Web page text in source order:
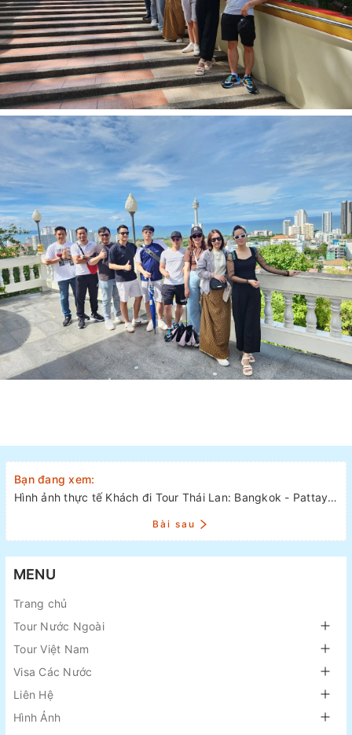
Bạn đang xem:
Hình ảnh thực tế Khách đi Tour Thái Lan: Bangkok - Pattaya 5 ngày 4 đêm Khởi hành 14/9/2023
Bài sau
MENU
Trang chủ
Tour Nước Ngoài
Tour Việt Nam
Visa Các Nước
Liên Hệ
Hình Ảnh